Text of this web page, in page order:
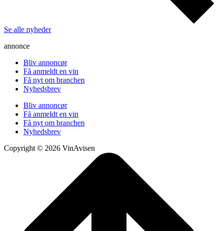
Se alle nyheder
annonce
Bliv annoncør
Få anmeldt en vin
Få nyt om branchen
Nyhedsbrev
Bliv annoncør
Få anmeldt en vin
Få nyt om branchen
Nyhedsbrev
Copyright © 2026 VinAvisen